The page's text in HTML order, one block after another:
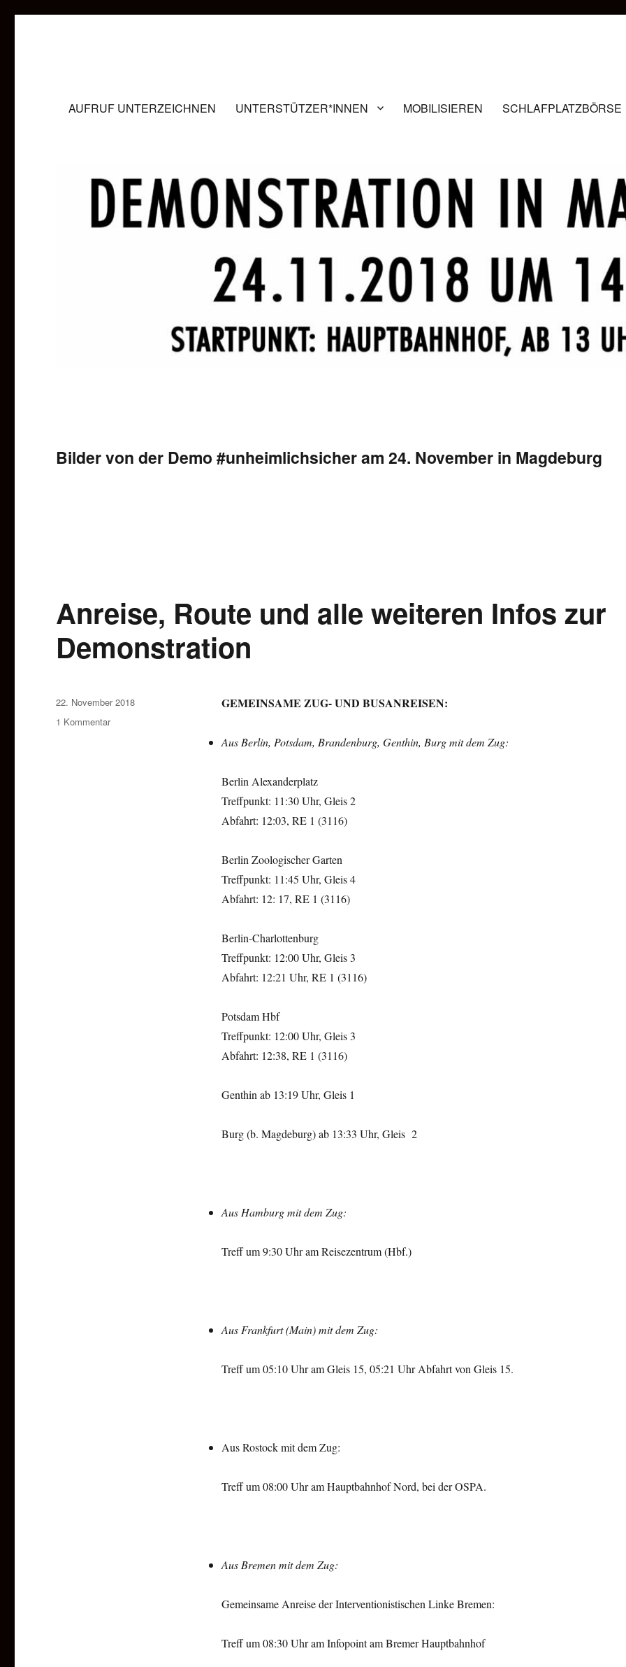
AUFRUF UNTERZEICHNEN UNTERSTÜTZER*INNEN MOBILISIEREN SCHLAFPLATZBÖRSE
Bilder von der Demo #unheimlichsicher am 24. November in Magdeburg
Anreise, Route und alle weiteren Infos zur
Demonstration
GEMEINSAME ZUG- UND BUSANREISEN:
Aus Berlin, Potsdam, Brandenburg, Genthin, Burg mit dem Zug:
Berlin Alexanderplatz
Treffpunkt: 11:30 Uhr, Gleis 2
Abfahrt: 12:03, RE 1 (3116)
Berlin Zoologischer Garten
Treffpunkt: 11:45 Uhr, Gleis 4
Abfahrt: 12: 17, RE 1 (3116)
Berlin-Charlottenburg
Treffpunkt: 12:00 Uhr, Gleis 3
Abfahrt: 12:21 Uhr, RE 1 (3116)
Potsdam Hbf
Treffpunkt: 12:00 Uhr, Gleis 3
Abfahrt: 12:38, RE 1 (3116)
Genthin ab 13:19 Uhr, Gleis 1
Burg (b. Magdeburg) ab 13:33 Uhr, Gleis 2
Aus Hamburg mit dem Zug:
Treff um 9:30 Uhr am Reisezentrum (Hbf.)
Aus Frankfurt (Main) mit dem Zug:
Treff um 05:10 Uhr am Gleis 15, 05:21 Uhr Abfahrt von Gleis 15.
Aus Rostock mit dem Zug:
Treff um 08:00 Uhr am Hauptbahnhof Nord, bei der OSPA.
Aus Bremen mit dem Zug:
Gemeinsame Anreise der Interventionistischen Linke Bremen:
Treff um 08:30 Uhr am Infopoint am Bremer Hauptbahnhof
Veröffentlicht
am
22. November 2018
1 Kommentarzu